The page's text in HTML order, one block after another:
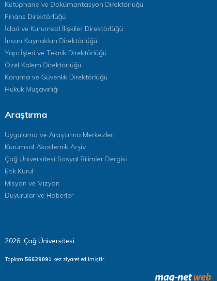
Kütüphane ve Dokümantasyon Direktörlüğü
Finans Direktörlüğü
İdari ve Kurumsal İlişkiler Direktörlüğü
İnsan Kaynakları Direktörlüğü
Yapı İşleri ve Teknik Direktörlüğü
Özel Kalem Direktörlüğü
Koruma ve Güvenlik Direktörlüğü
Hukuk Müşavirliği
Araştırma
Uygulama ve Araştırma Merkezleri
Kurumsal Akademik Arşiv
Çağ Üniversitesi Sosyal Bilimler Dergisi
Etik Kurul
Misyon ve Vizyon
Duyurular ve Haberler
2026, Çağ Üniversitesi
Toplam 56629091 kez ziyaret edilmiştir.